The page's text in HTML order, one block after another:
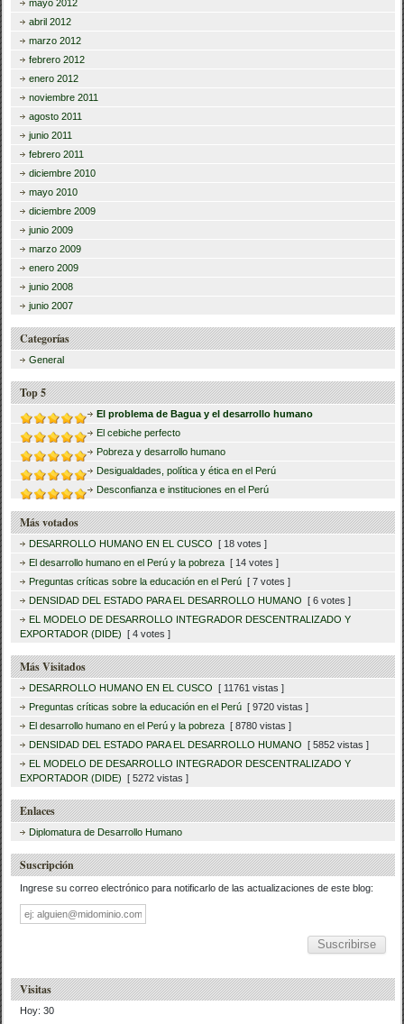
mayo 2012
abril 2012
marzo 2012
febrero 2012
enero 2012
noviembre 2011
agosto 2011
junio 2011
febrero 2011
diciembre 2010
mayo 2010
diciembre 2009
junio 2009
marzo 2009
enero 2009
junio 2008
junio 2007
Categorías
General
Top 5
El problema de Bagua y el desarrollo humano
El cebiche perfecto
Pobreza y desarrollo humano
Desigualdades, política y ética en el Perú
Desconfianza e instituciones en el Perú
Más votados
DESARROLLO HUMANO EN EL CUSCO [ 18 votes ]
El desarrollo humano en el Perú y la pobreza [ 14 votes ]
Preguntas críticas sobre la educación en el Perú [ 7 votes ]
DENSIDAD DEL ESTADO PARA EL DESARROLLO HUMANO [ 6 votes ]
EL MODELO DE DESARROLLO INTEGRADOR DESCENTRALIZADO Y
EXPORTADOR (DIDE) [ 4 votes ]
Más Visitados
DESARROLLO HUMANO EN EL CUSCO [ 11761 vistas ]
Preguntas críticas sobre la educación en el Perú [ 9720 vistas ]
El desarrollo humano en el Perú y la pobreza [ 8780 vistas ]
DENSIDAD DEL ESTADO PARA EL DESARROLLO HUMANO [ 5852 vistas ]
EL MODELO DE DESARROLLO INTEGRADOR DESCENTRALIZADO Y
EXPORTADOR (DIDE) [ 5272 vistas ]
Enlaces
Diplomatura de Desarrollo Humano
Suscripción
Ingrese su correo electrónico para notificarlo de las actualizaciones de este blog:
Dirección
de
correo
Visitas
Hoy: 30